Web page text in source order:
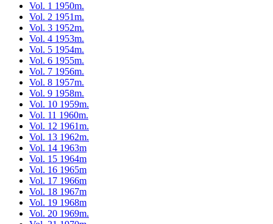
Vol. 1 1950m.
Vol. 2 1951m.
Vol. 3 1952m.
Vol. 4 1953m.
Vol. 5 1954m.
Vol. 6 1955m.
Vol. 7 1956m.
Vol. 8 1957m.
Vol. 9 1958m.
Vol. 10 1959m.
Vol. 11 1960m.
Vol. 12 1961m.
Vol. 13 1962m.
Vol. 14 1963m
Vol. 15 1964m
Vol. 16 1965m
Vol. 17 1966m
Vol. 18 1967m
Vol. 19 1968m
Vol. 20 1969m.